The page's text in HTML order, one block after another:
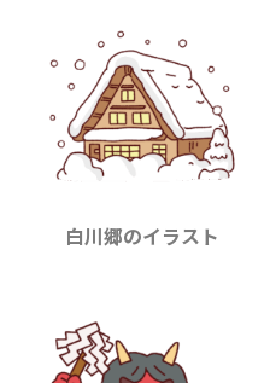
白川郷のイラスト